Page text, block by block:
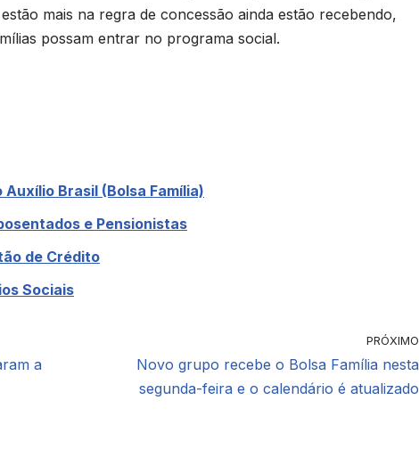
mais na regra de concessão ainda estão recebendo,
possam entrar no programa social.
Brasil (Bolsa Família)
e Pensionistas
de Crédito
Sociais
a
PRÓXIMO
Novo grupo recebe o Bolsa Família nesta
segunda-feira e o calendário é atualizado